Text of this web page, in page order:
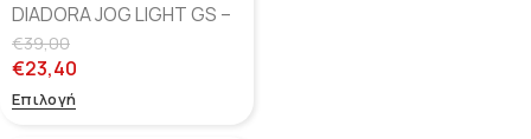
DIADORA JOG LIGHT GS –
Denim Blue
€39,00
€23,40
Επιλογή